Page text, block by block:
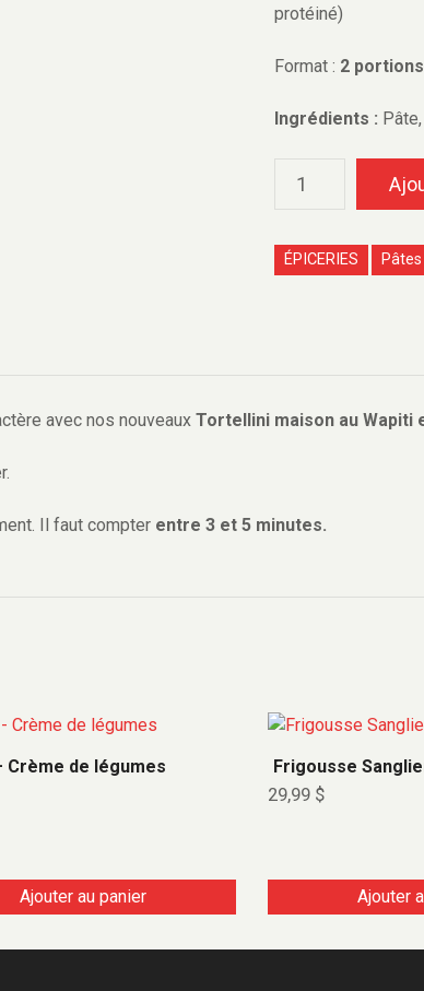
protéiné)
Format : 2 portions
Ingrédients :
ÉPICERIES
avec nos nouveaux Tortellini maison au Wapiti
Il faut compter entre 3 et 5 minutes.
Crème de légumes
Ajouter au panier
Frigousse
29,99 $
Ajouter